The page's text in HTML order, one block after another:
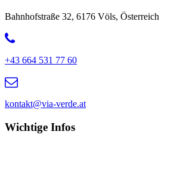
Bahnhofstraße 32, 6176 Völs, Österreich
+43 664 531 77 60
kontakt@via-verde.at
Wichtige Infos